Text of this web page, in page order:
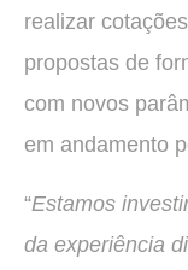
realizar
propostas de
com novos
em andamento
“Estamos
da experiência